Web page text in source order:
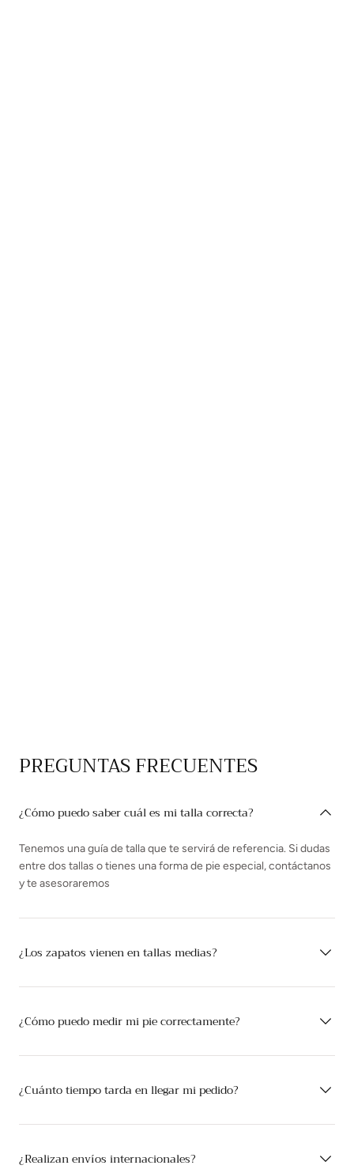
PREGUNTAS FRECUENTES
¿Cómo puedo saber cuál es mi talla correcta?
Tenemos una guía de talla que te servirá de referencia. Si dudas
entre dos tallas o tienes una forma de pie especial, contáctanos
y te asesoraremos
¿Los zapatos vienen en tallas medias?
¿Cómo puedo medir mi pie correctamente?
¿Cuánto tiempo tarda en llegar mi pedido?
¿Realizan envíos internacionales?